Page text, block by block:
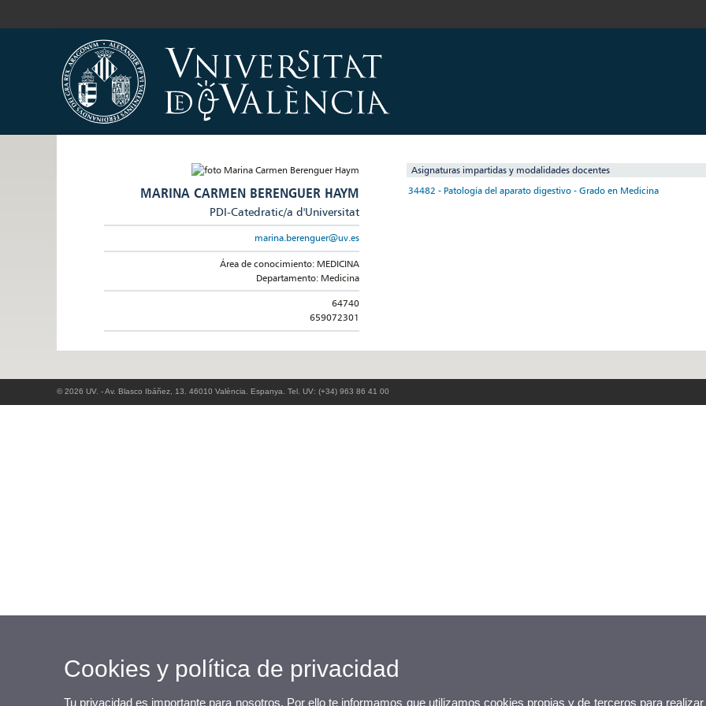
MARINA CARMEN BERENGUER HAYM
PDI-Catedratic/a d'Universitat
marina.berenguer@uv.es
Área de conocimiento: MEDICINA
Departamento: Medicina
64740
659072301
Asignaturas impartidas y modalidades docentes
34482 - Patología del aparato digestivo - Grado en Medicina
© 2026 UV. - Av. Blasco Ibáñez, 13. 46010 València. Espanya. Tel. UV: (+34) 963 86 41 00
Cookies y política de privacidad
Tu privacidad es importante para nosotros. Por ello te informamos que utilizamos cookies propias y de terceros para realizar